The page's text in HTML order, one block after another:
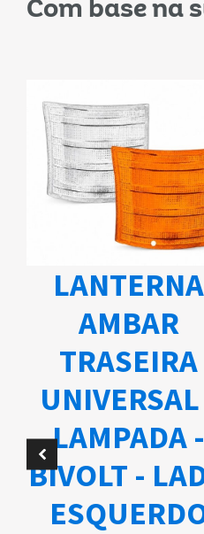
Com base na
-
-
AMBAR
BIVOLT -